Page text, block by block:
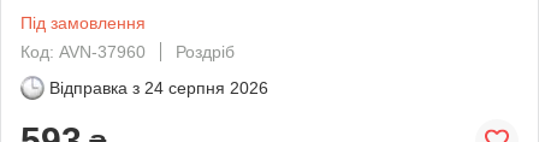
Під замовлення
Код: AVN-37960
Роздріб
Відправка з 24 серпня 2026